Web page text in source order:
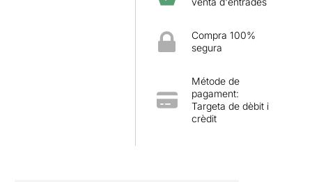
Compra 100%
segura
Métode de
pagament:
Targeta de dèbit i
crèdit